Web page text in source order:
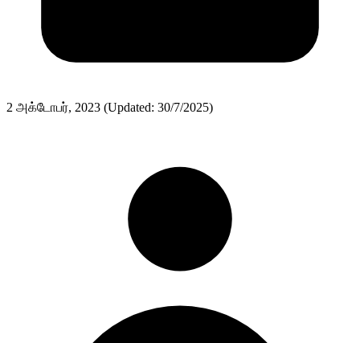
2 அக்டோபர், 2023 (Updated: 30/7/2025)